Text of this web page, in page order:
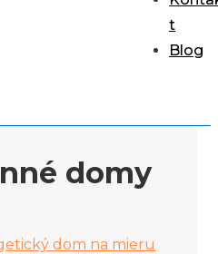
t
Blog
domy